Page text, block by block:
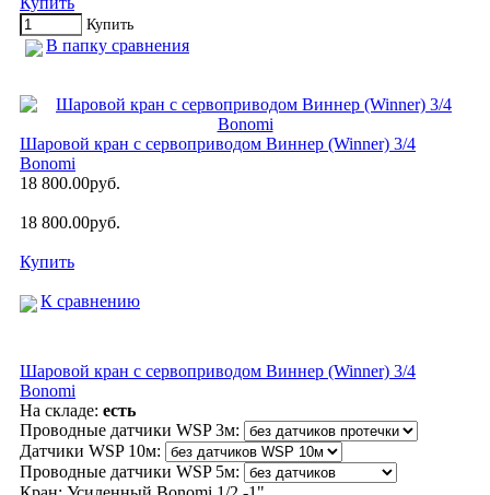
Купить
В папку сравнения
Шаровой кран с сервоприводом Виннер (Winner) 3/4
Bonomi
18 800.00руб.
18 800.00руб.
Купить
К сравнению
Шаровой кран с сервоприводом Виннер (Winner) 3/4
Bonomi
На складе: есть
Проводные датчики WSP 3м:
Датчики WSP 10м:
Проводные датчики WSP 5м: